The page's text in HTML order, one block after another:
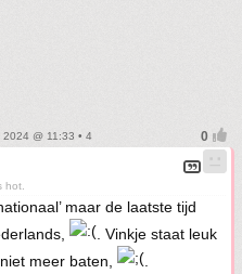
@ 11:33 • 4
hot.
maar de laatste tijd
. Vinkje staat leuk
meer baten,